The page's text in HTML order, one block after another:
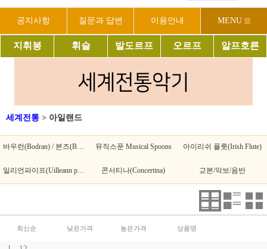
공지사항 질문과 답변 이용안내 MENU
지휘봉 휘슬 발도르프 오르프 알프호른
세계전통 > 아일랜드
바우런(Bodran) / 본즈(Bones) 뮤직스푼 Musical Spoons 아이리쉬 플릇(Irish Flute)
일리언파이프(Uilleann pipes) 콘서티나(Concertina) 교본/악보/음반
최신순 낮은가격 높은가격 상품명